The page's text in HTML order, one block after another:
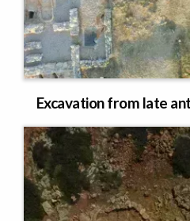
Excavation from late